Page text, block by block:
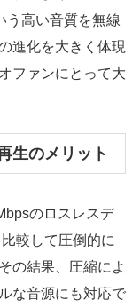
う高い音質を無線
進化を大きく体現
ファンにとって大
生のメリット
のロスレスデ
較して圧倒的に
の結果、圧縮によ
な音源にも対応で